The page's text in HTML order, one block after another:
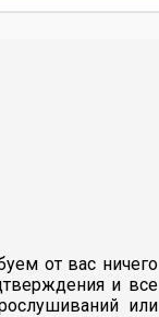
от вас ничего
и все
или